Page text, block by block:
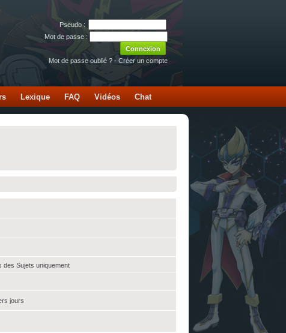
Pseudo :
Mot de passe :
Mot de passe oublié ? - Créer un compte
Lexique FAQ Vidéos Chat
des Sujets uniquement
jours